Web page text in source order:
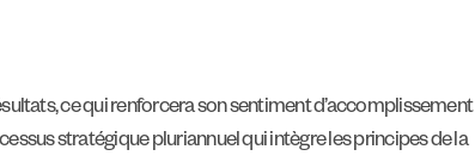
ce qui renforcera son sentiment d’accomplissement
stratégique pluriannuel qui intègre les principes de la